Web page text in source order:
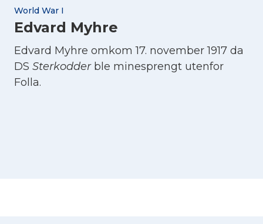
World War I
Edvard Myhre
Edvard Myhre omkom 17. november 1917 da
DS Sterkodderble minesprengt utenfor
Folla.